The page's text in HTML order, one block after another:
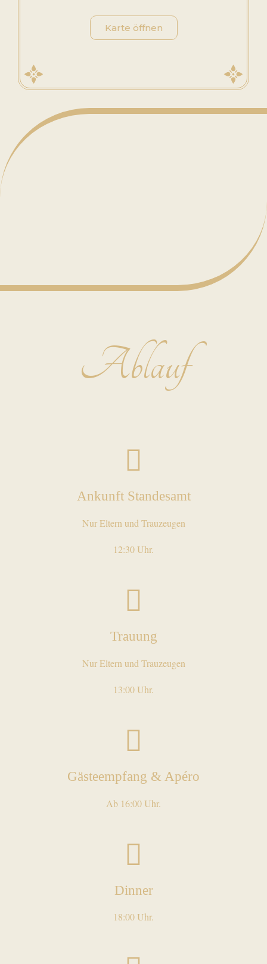
Karte öffnen
Ablauf
Ankunft Standesamt
Nur Eltern und Trauzeugen
12:30 Uhr.
Trauung
Nur Eltern und Trauzeugen
13:00 Uhr.
Gästeempfang & Apéro
Ab 16:00 Uhr.
Dinner
18:00 Uhr.